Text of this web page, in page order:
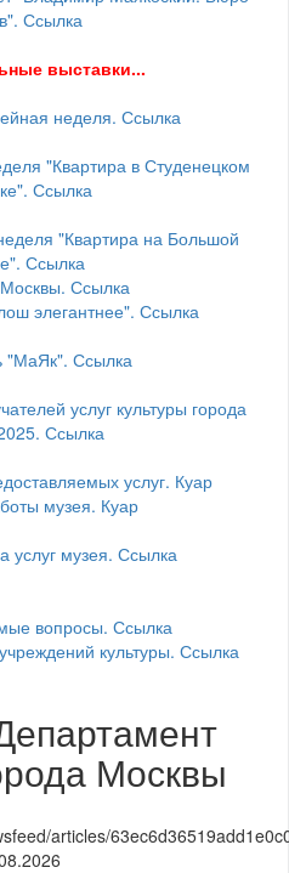
выставки...
Москвы